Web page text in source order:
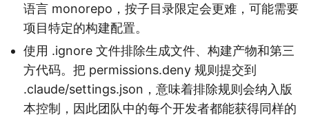
语言 monorepo，按子目录限定会更难，可能需要
项目特定的构建配置。
使用 .ignore 文件排除生成文件、构建产物和第三
方代码。把 permissions.deny 规则提交到
.claude/settings.json，意味着排除规则会纳入版
本控制，因此团队中的每个开发者都能获得同样的